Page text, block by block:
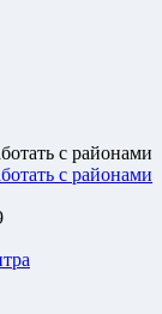
с районами
с районами